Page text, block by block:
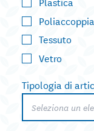
Tessuto
Vetro
Tipologia di
Seleziona un